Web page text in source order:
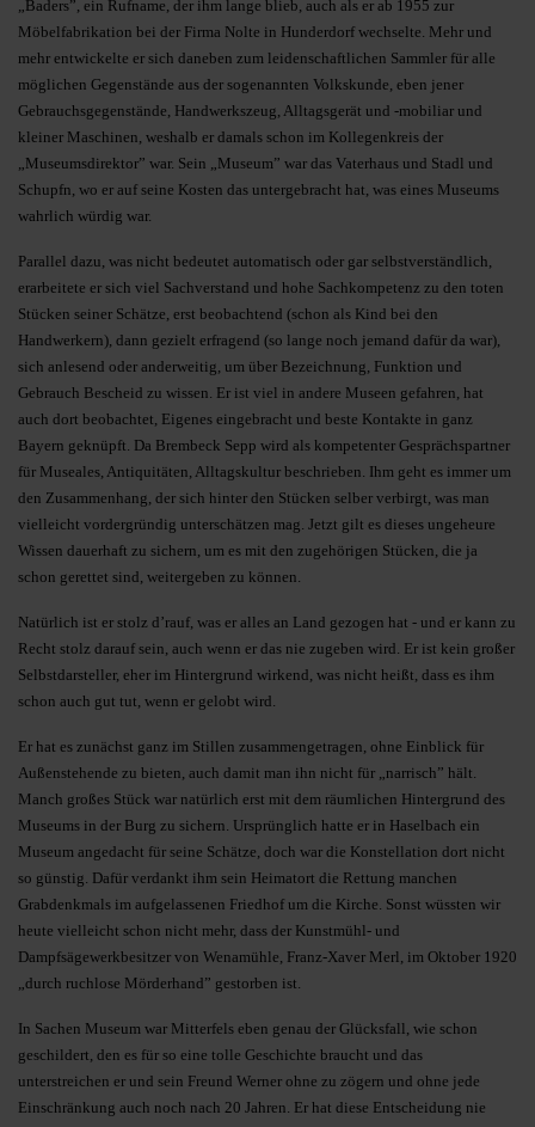
„Baders”, ein Rufname, der ihm lange blieb, auch als er ab 1955 zur
Möbelfabrikation bei der Firma Nolte in Hunderdorf wechselte. Mehr und
mehr entwickelte er sich daneben zum leidenschaftlichen Sammler für alle
möglichen Gegenstände aus der sogenannten Volkskunde, eben jener
Gebrauchsgegen­stände, Handwerkszeug, Alltagsgerät und -mobiliar und
kleiner Maschinen, weshalb er damals schon im Kollegenkreis der
„Museumsdirektor” war. Sein „Museum” war das Vaterhaus und Stadl und
Schupfn, wo er auf seine Kosten das untergebracht hat, was eines Museums
wahrlich würdig war.
Parallel dazu, was nicht bedeutet automatisch oder gar selbstverständlich,
erarbeitete er sich viel Sachverstand und hohe Sachkompetenz zu den toten
Stücken seiner Schätze, erst beobachtend (schon als Kind bei den
Handwerkern), dann gezielt erfragend (so lange noch jemand dafür da war),
sich anlesend oder anderweitig, um über Bezeichnung, Funktion und
Gebrauch Bescheid zu wissen. Er ist viel in andere Museen gefahren, hat
auch dort beobachtet, Eigenes eingebracht und beste Kontakte in ganz
Bayern geknüpft. Da Brembeck Sepp wird als kompetenter Gesprächspartner
für Museales, Antiquitäten, Alltagskultur beschrieben. Ihm geht es immer um
den Zusammenhang, der sich hinter den Stücken selber verbirgt, was man
vielleicht vordergründig unterschätzen mag. Jetzt gilt es dieses ungeheure
Wissen dauerhaft zu sichern, um es mit den zugehörigen Stücken, die ja
schon gerettet sind, weitergeben zu können.
Natürlich ist er stolz d’rauf, was er alles an Land gezogen hat - und er kann zu
Recht stolz darauf sein, auch wenn er das nie zugeben wird. Er ist kein großer
Selbstdarsteller, eher im Hintergrund wirkend, was nicht heißt, dass es ihm
schon auch gut tut, wenn er gelobt wird.
Er hat es zunächst ganz im Stillen zusammengetragen, ohne Einblick für
Außenstehende zu bieten, auch damit man ihn nicht für „narrisch” hält.
Manch großes Stück war natürlich erst mit dem räumlichen Hintergrund des
Museums in der Burg zu sichern. Ursprünglich hatte er in Haselbach ein
Museum angedacht für seine Schätze, doch war die Konstellation dort nicht
so günstig. Dafür verdankt ihm sein Heimatort die Rettung manchen
Grabdenkmals im aufgelassenen Friedhof um die Kirche. Sonst wüssten wir
heute vielleicht schon nicht mehr, dass der Kunstmühl- und
Dampfsägewerkbesitzer von Wenamühle, Franz-Xaver Merl, im Oktober 1920
„durch ruchlose Mörderhand” gestorben ist.
In Sachen Museum war Mitterfels eben genau der Glücksfall, wie schon
geschildert, den es für so eine tolle Geschichte braucht und das
unterstreichen er und sein Freund Werner ohne zu zögern und ohne jede
Einschränkung auch noch nach 20 Jahren. Er hat diese Entscheidung nie